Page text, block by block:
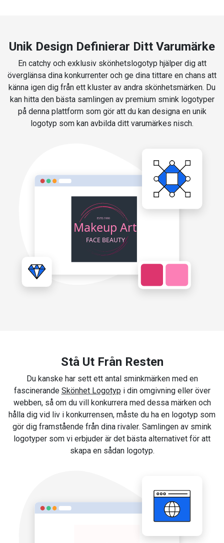
Unik Design Definierar Ditt Varumärke
En catchy och exklusiv skönhetslogotyp hjälper dig att
överglänsa dina konkurrenter och ge dina tittare en chans att
känna igen dig från ett kluster av andra skönhetsmärken. Du
kan hitta den bästa samlingen av premium smink logotyper
på denna plattform som gör att du kan designa en unik
logotyp som kan avbilda ditt varumärkes nisch.
Stå Ut Från Resten
Du kanske har sett ett antal sminkmärken med en
fascinerande Skönhet Logotyp i din omgivning eller över
webben, så om du vill konkurrera med dessa märken och
hålla dig vid liv i konkurrensen, måste du ha en logotyp som
gör dig framstående från dina rivaler. Samlingen av smink
logotyper som vi erbjuder är det bästa alternativet för att
skapa en sådan logotyp.